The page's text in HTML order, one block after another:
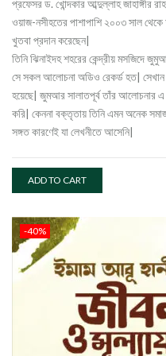
৳ 220.00.৳ 132.00.
প্রফেসর ড. খোন্দকার আব্দুল্লাহ জাহাঙ্গীর
ওয়াজ-নসীহতের পাশাপাশি ২০০৩ সাল
খুতবা প্রদান করেছেন|
তিনি ঝিনাইদহ শহরের কেন্দ্রীয় মসজিদে
সে সকল আলোচনা অডিও রেকর্ড হত| সেখান
হয়েছে| জুমআর সালাতপূর্ব তাঁর আলোচনার
করি| কেননা বক্তৃতায় তিনি এমন অনেক
সঙ্গত কারণেই যা লেখনীতে আসেনি|
ADD TO CART
-40%